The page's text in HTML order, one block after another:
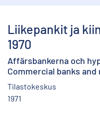
Liikepankit ja
1970
Affärsbankerna och
Commercial banks and
Tilastokeskus
1971